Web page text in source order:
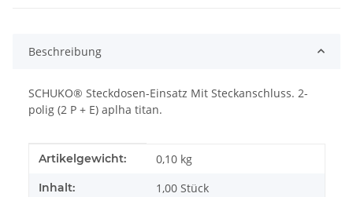
Beschreibung
SCHUKO® Steckdosen-Einsatz Mit Steckanschluss. 2-
polig (2 P + E) aplha titan.
Produkteigenschaft
Wert
Artikelgewicht: 0,10 kg
Inhalt: 1,00 Stück